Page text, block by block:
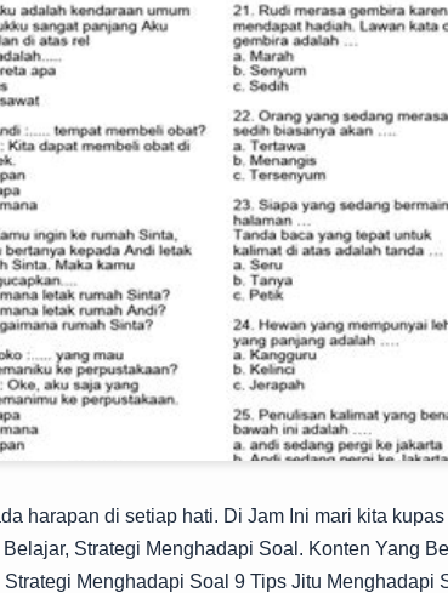
harapan di setiap hati. Di Jam Ini mari kita kupas
Strategi Menghadapi Soal. Konten Yang
Menghadapi Soal 9 Tips Jitu Menghadapi